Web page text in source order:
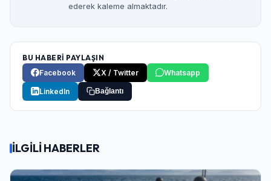
ederek kaleme almaktadır.
BU HABERİ PAYLAŞIN
Facebook
X / Twitter Whatsapp
LinkedIn Bağlantı
İLGİLİ HABERLER